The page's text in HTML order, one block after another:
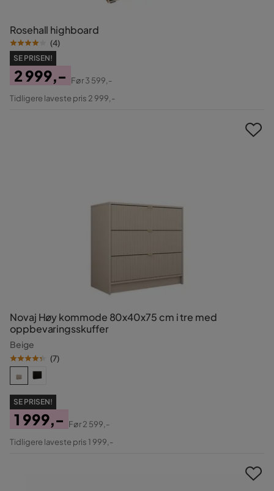
Rosehall highboard
(4)
SE PRISEN!
Pris
2 999,-
Original
Før3 599,-
Tidligere laveste pris 2 999,-
Novaj Høy kommode 80x40x75 cm i tre med
oppbevaringsskuffer
Beige
(7)
SE PRISEN!
Pris
1 999,-
Original
Før2 599,-
Tidligere laveste pris 1 999,-